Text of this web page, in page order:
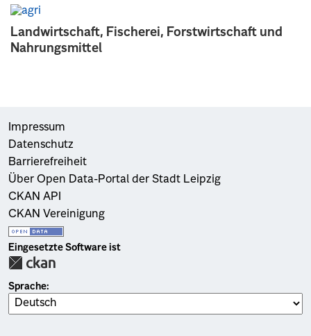
Landwirtschaft, Fischerei, Forstwirtschaft und
Nahrungsmittel
Impressum
Datenschutz
Barrierefreiheit
Über Open Data-Portal der Stadt Leipzig
CKAN API
CKAN Vereinigung
Eingesetzte Software ist
Sprache